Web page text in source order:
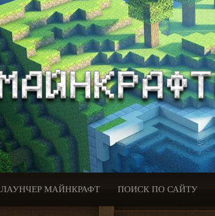
ЛАУНЧЕР МАЙНКРАФТ ПОИСК ПО САЙТУ